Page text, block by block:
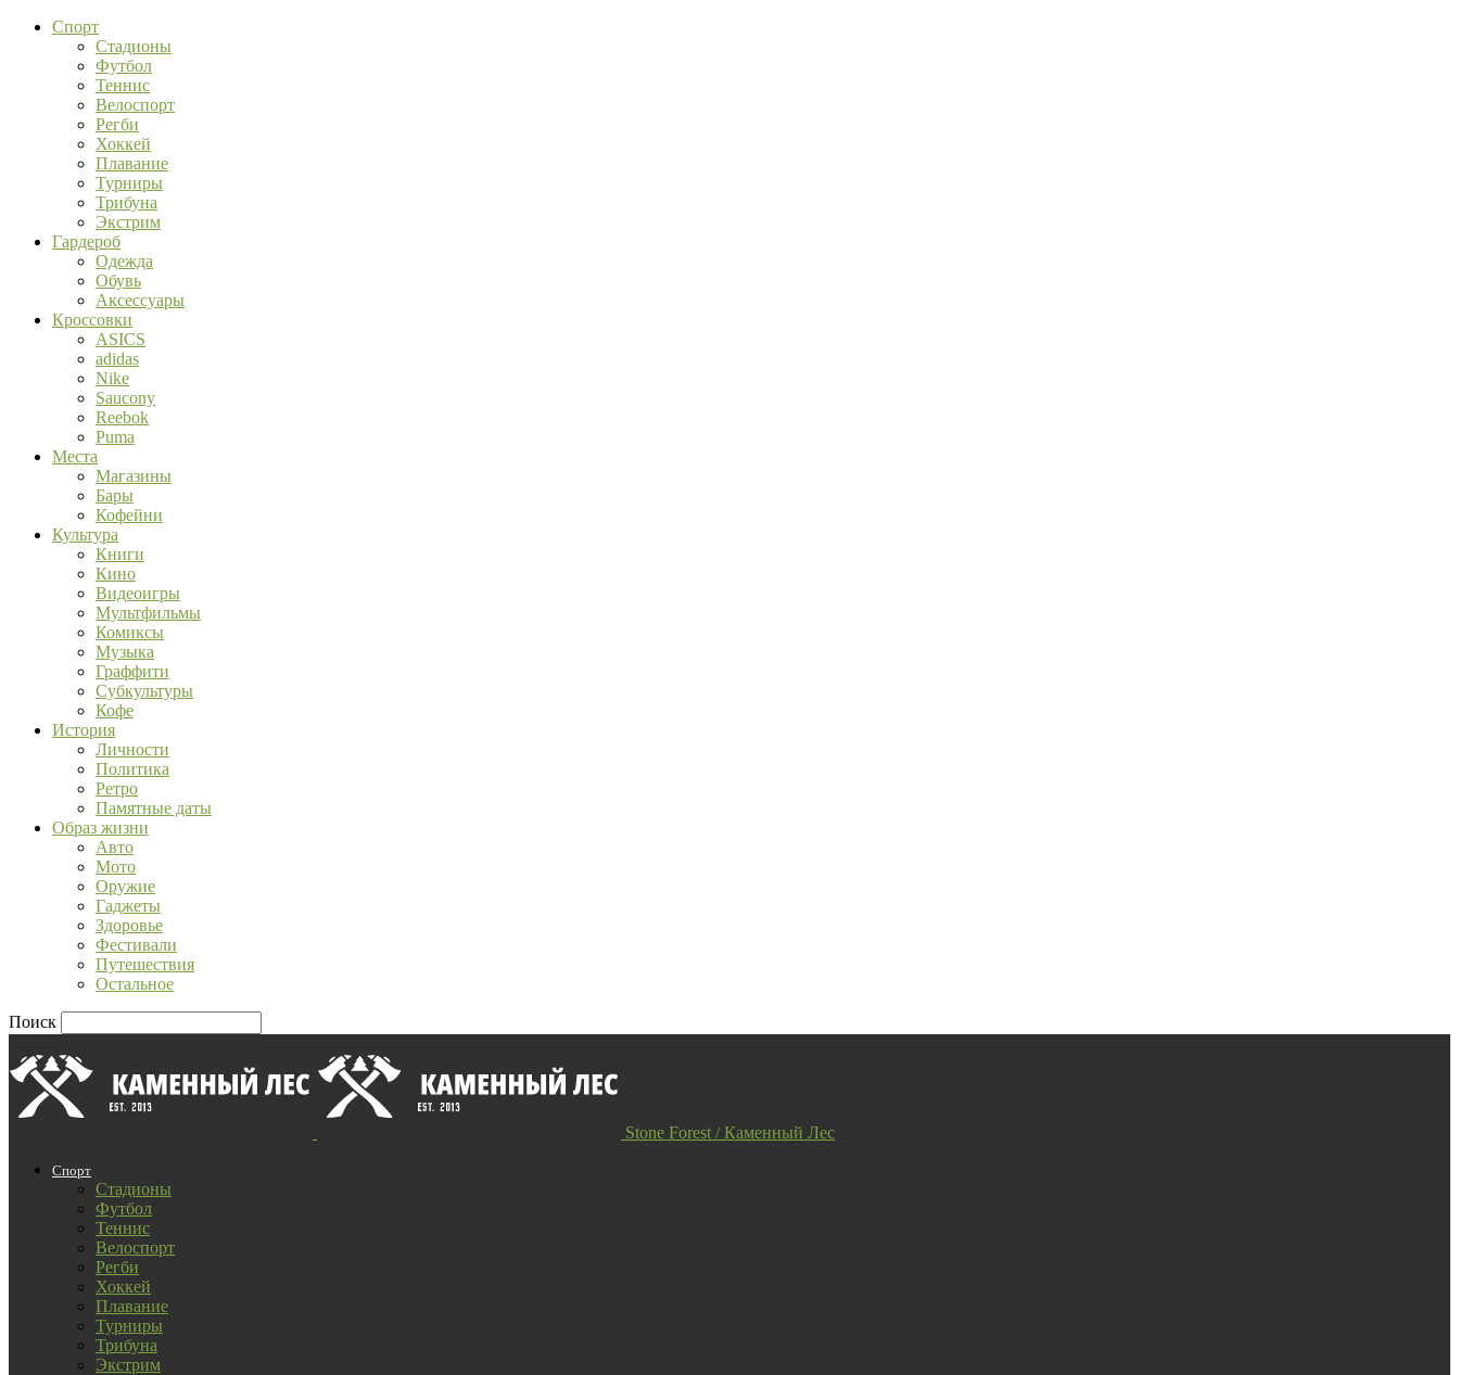
Спорт
Стадионы
Футбол
Теннис
Велоспорт
Регби
Хоккей
Плавание
Турниры
Трибуна
Экстрим
Гардероб
Одежда
Обувь
Аксессуары
Кроссовки
ASICS
adidas
Nike
Saucony
Reebok
Puma
Места
Магазины
Бары
Кофейни
Культура
Книги
Кино
Видеоигры
Мультфильмы
Комиксы
Музыка
Граффити
Субкультуры
Кофе
История
Личности
Политика
Ретро
Памятные даты
Образ жизни
Авто
Мото
Оружие
Гаджеты
Здоровье
Фестивали
Путешествия
Остальное
Поиск
Stone Forest / Каменный Лес
Спорт
Стадионы
Футбол
Теннис
Велоспорт
Регби
Хоккей
Плавание
Турниры
Трибуна
Экстрим